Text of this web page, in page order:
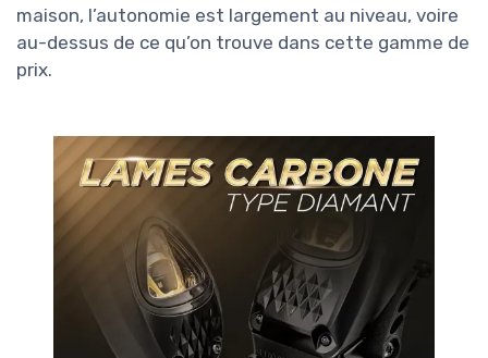
maison, l’autonomie est largement au niveau, voire
au-dessus de ce qu’on trouve dans cette gamme de
prix.